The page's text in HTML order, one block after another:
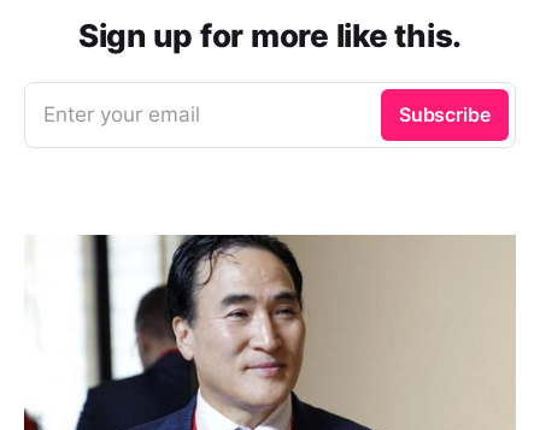
Sign up for more like this.
Enter your email Subscribe